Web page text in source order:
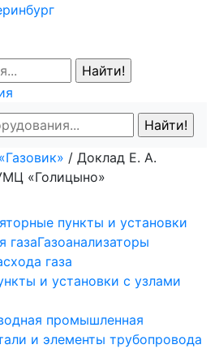
/ Доклад Е. А.
«Голицыно»
пункты и установки
газаГазоанализаторы
газа
и установки с узлами
промышленная
и элементы трубопровода